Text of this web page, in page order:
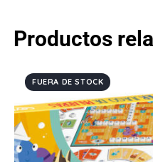
Productos
FUERA DE STOCK